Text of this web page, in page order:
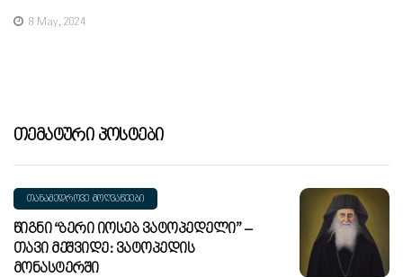
8 May, 2024
Თემატური Პოსტები
ᲗᲐᲜᲐᲛᲔᲓᲠᲝᲕᲔ ᲛᲝᲦᲕᲐᲬᲔᲔᲑᲘ
Წიგნი “ბერი Იოსებ Ვატოპედელი” –
Თავი Მეშვიდე: Ვატოპედის
Მონასტერში